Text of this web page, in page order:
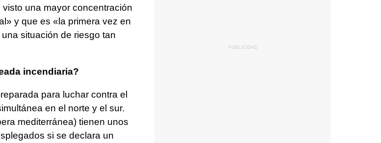
una mayor concentración
y que es «la primera vez en
situación de riesgo tan
incendiaria?
para luchar contra el
en el norte y el sur.
mediterránea) tienen unos
si se declara un